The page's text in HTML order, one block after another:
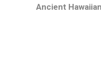
Ancient